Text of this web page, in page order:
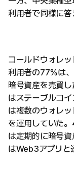
利用者で同様に答
コールドウォレッ
利用者の77％は、
暗号資産を売買
はステーブルコ
は複数のウォレ
を運用していた。
は定期的に暗号
はWeb3アプリと